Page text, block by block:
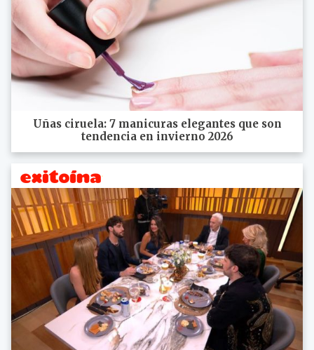
Uñas ciruela: 7 manicuras elegantes que son
tendencia en invierno 2026